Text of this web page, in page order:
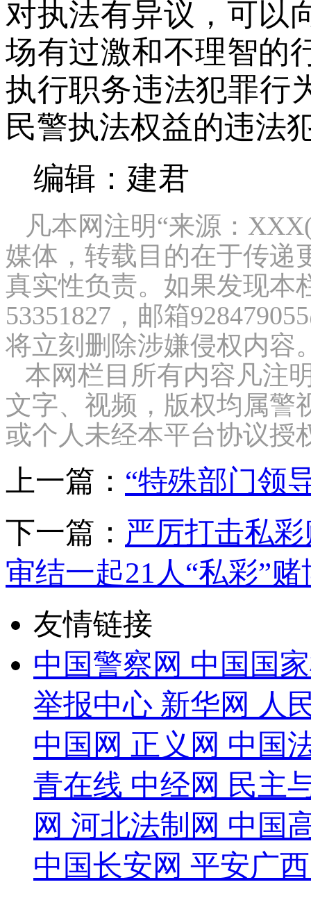
对执法有异议，可以
场有过激和不理智的
执行职务违法犯罪行
民警执法权益的违法
编辑：建君
凡本网注明“来源：
媒体，转载目的在于传递
真实性负责。如果发现本
53351827，邮箱
将立刻删除涉嫌侵权内容
本网栏目所有内容凡注
文字、视频，版权均属警
或个人未经本平台协议授
上一篇： “特殊部门领
下一篇： 严厉打击私
审结一起21人“私彩”
友情链接
中国警察网 中国国
举报中心 新华网 人
中国网 正义网 中国
青在线 中经网 民主
网 河北法制网 中国
中国长安网 平安广